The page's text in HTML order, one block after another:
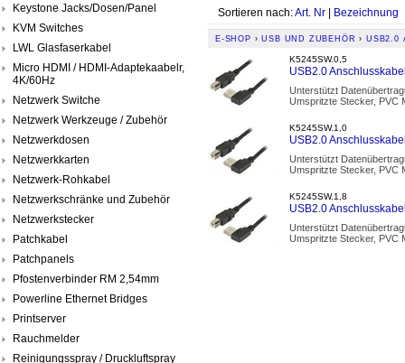
Keystone Jacks/Dosen/Panel
KVM Switches
LWL Glasfaserkabel
Micro HDMI / HDMI-Adaptekaabelr,
4K/60Hz
Netzwerk Switche
Netzwerk Werkzeuge / Zubehör
Netzwerkdosen
Netzwerkkarten
Netzwerk-Rohkabel
Netzwerkschränke und Zubehör
Netzwerkstecker
Patchkabel
Patchpanels
Pfostenverbinder RM 2,54mm
Powerline Ethernet Bridges
Printserver
Rauchmelder
Reinigungsspray / Druckluftspray
Sortieren nach:Art. Nr | Bezeichnung
E-SHOP › USB UND ZUBEHÖR › USB2.0
K5245SW.0,5
USB2.0
Unterstützt
Umspritzte Stecker, PVC
K5245SW.1,0
USB2.0
Unterstützt
Umspritzte Stecker, PVC
K5245SW.1,8
USB2.0
Unterstützt
Umspritzte Stecker, PVC